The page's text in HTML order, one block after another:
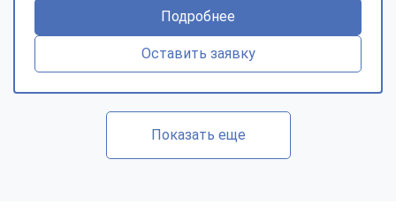
Подробнее
Оставить заявку
Показать еще